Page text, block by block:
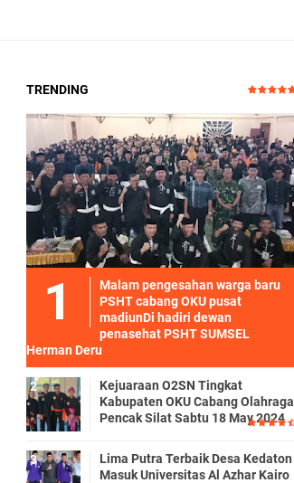
TRENDING
Malam pengesahan warga baru
PSHT cabang OKU pusat
madiunDi hadiri dewan
penasehat PSHT SUMSEL
Herman Deru
Kejuaraan O2SN Tingkat
Kabupaten OKU Cabang Olahraga
Pencak Silat Sabtu 18 May 2024
Lima Putra Terbaik Desa Kedaton
Masuk Universitas Al Azhar Kairo